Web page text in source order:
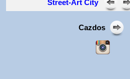
Street-Art City
Cazdos